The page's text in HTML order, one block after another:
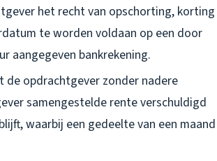
het recht van opschorting, korting
te worden voldaan op een door
aangegeven bankrekening.
de opdrachtgever zonder nadere
samengestelde rente verschuldigd
waarbij een gedeelte van een maand